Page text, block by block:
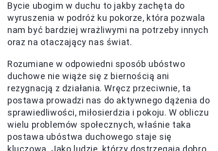
Bycie ubogim w duchu to jakby zachęta do
wyruszenia w podróż ku pokorze, która pozwala
nam być bardziej wrażliwymi na potrzeby innych
oraz na otaczający nas świat.
Rozumiane w odpowiedni sposób ubóstwo
duchowe nie wiąże się z biernością ani
rezygnacją z działania. Wręcz przeciwnie, ta
postawa prowadzi nas do aktywnego dążenia do
sprawiedliwości, miłosierdzia i pokoju. W obliczu
wielu problemów społecznych, właśnie taka
postawa ubóstwa duchowego staje się
kluczowa. Jako ludzie, którzy dostrzegają dobro